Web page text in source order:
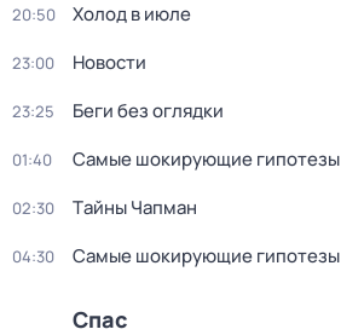
20:50 Холод в июле
23:00 Новости
23:25 Беги без оглядки
01:40 Самые шoкиpующие гипотезы
02:30 Тaйны Чапман
04:30 Самые шoкиpующие гипотезы
Спас